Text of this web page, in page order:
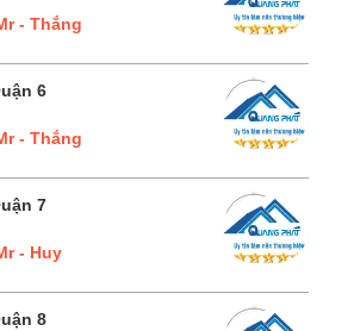
- Thắng
6
- Thắng
7
- Huy
8